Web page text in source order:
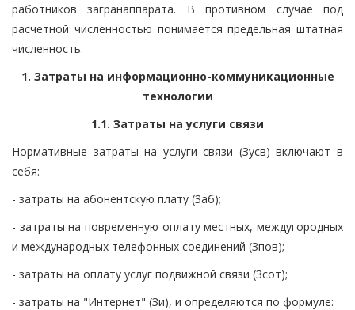
работников загранаппарата. В противном случае под
расчетной численностью понимается предельная штатная
численность.
1. Затраты на информационно-коммуникационные
технологии
1.1. Затраты на услуги связи
Нормативные затраты на услуги связи (Зусв) включают в
себя:
- затраты на абонентскую плату (Заб);
- затраты на повременную оплату местных, междугородных
и международных телефонных соединений (Зпов);
- затраты на оплату услуг подвижной связи (Зсот);
- затраты на "Интернет" (Зи), и определяются по формуле: